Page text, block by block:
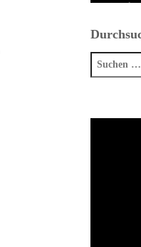
Suchen
nach: